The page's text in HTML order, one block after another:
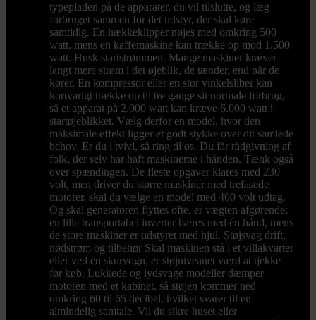
typepladen på de apparater, du vil tilslutte, og læg
forbruget sammen for det udstyr, der skal køre
samtidig. En hækkeklipper nøjes med omkring 500
watt, mens en kaffemaskine kan trække op mod 1.500
watt. Husk startstrømmen. Mange maskiner kræver
langt mere strøm i det øjeblik, de tænder, end når de
kører. En kompressor eller en stor vinkelsliber kan
kortvarigt trække op til tre gange sit normale forbrug,
så et apparat på 2.000 watt kan kræve 6.000 watt i
startøjeblikket. Vælg derfor en model, hvor den
maksimale effekt ligger et godt stykke over dit samlede
behov. Er du i tvivl, så ring til os. Du får rådgivning af
folk, der selv har haft maskinerne i hånden. Tænk også
over spændingen. De fleste opgaver klares med 230
volt, men driver du større maskiner med trefasede
motorer, skal du vælge en model med 400 volt udtag.
Og skal generatoren flyttes ofte, er vægten afgørende:
en lille transportabel inverter bæres med én hånd, mens
de store maskiner er udstyret med hjul. Støjsvag drift,
nødstrøm og tilbehør Skal maskinen stå i et villakvarter
eller ved en skurvogn, er støjniveauet værd at tjekke
før køb. Lukkede og lydsvage modeller dæmper
motoren med et kabinet, så støjen kommer ned
omkring 60 til 65 decibel, hvilket svarer til en
almindelig samtale. Vil du sikre huset eller